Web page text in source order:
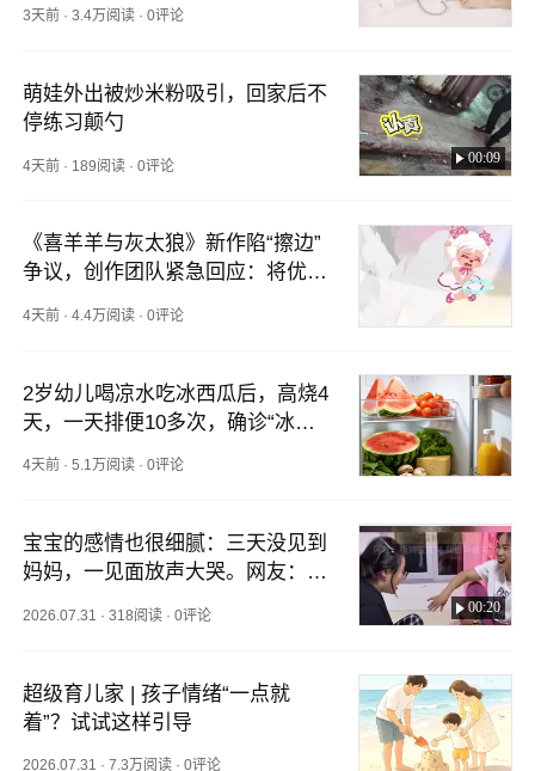
3天前 ·3.4万阅读 ·0评论
萌娃外出被炒米粉吸引，回家后不
停练习颠勺
00:09
4天前 · 189阅读 ·0评论
《喜羊羊与灰太狼》新作陷“擦边”
争议，创作团队紧急回应：将优化
4天前 ·4.4万阅读 ·0评论
2岁幼儿喝凉水吃冰西瓜后，高烧4
天，一天排便10多次，确诊“冰箱
4天前 ·5.1万阅读 ·0评论
宝宝的感情也很细腻：三天没见到
妈妈，一见面放声大哭。网友：听
00:20
2026.07.31 ·318阅读 ·0评论
超级育儿家 | 孩子情绪“一点就
着”？试试这样引导
2026.07.31 ·7.3万阅读 ·0评论